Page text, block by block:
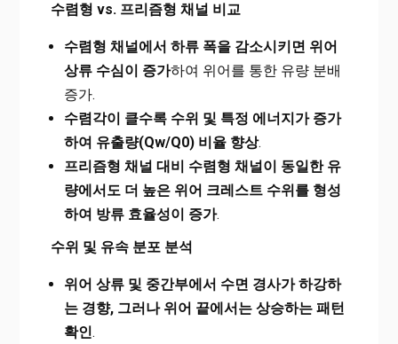
수렴형 vs. 프리즘형 채널 비교
수렴형 채널에서 하류 폭을 감소시키면 위어
상류 수심이 증가하여 위어를 통한 유량 분배
증가.
수렴각이 클수록 수위 및 특정 에너지가 증가
하여 유출량(Qw/Q0) 비율 향상.
프리즘형 채널 대비 수렴형 채널이 동일한 유
량에서도 더 높은 위어 크레스트 수위를 형성
하여 방류 효율성이 증가.
수위 및 유속 분포 분석
위어 상류 및 중간부에서 수면 경사가 하강하
는 경향, 그러나 위어 끝에서는 상승하는 패턴
확인.